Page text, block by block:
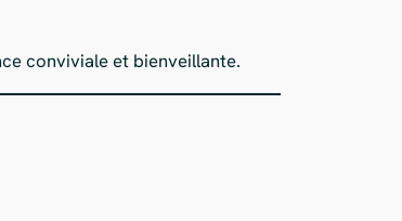
conviviale et bienveillante.